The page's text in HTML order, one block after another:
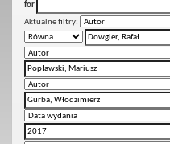
for
Aktualne filtry: